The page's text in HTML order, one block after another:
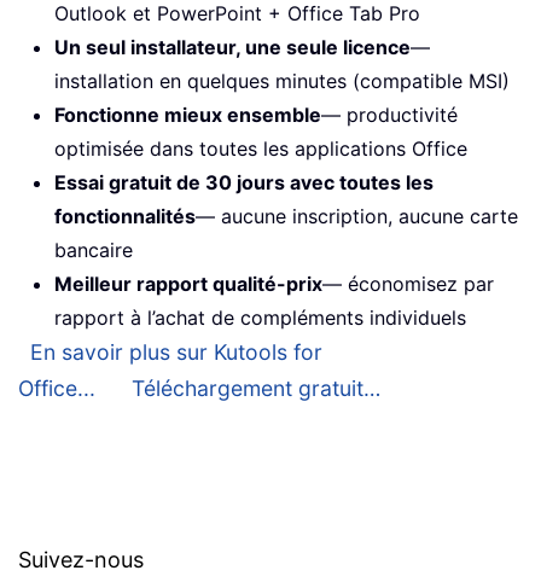
Outlook et PowerPoint + Office Tab Pro
Un seul installateur, une seule licence—
installation en quelques minutes (compatible MSI)
Fonctionne mieux ensemble— productivité
optimisée dans toutes les applications Office
Essai gratuit de 30 jours avec toutes les
fonctionnalités— aucune inscription, aucune carte
bancaire
Meilleur rapport qualité-prix— économisez par
rapport à l’achat de compléments individuels
En savoir plus sur Kutools for
Office...
Téléchargement gratuit…
Suivez-nous